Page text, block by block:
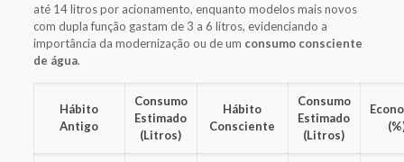
até 14 litros por acionamento, enquanto modelos mais novos
com dupla função gastam de 3 a 6 litros, evidenciando a
importância da modernização ou de um consumo consciente
de água.
Hábito
Antigo
Consumo
Estimado
(Litros)
Hábito
Consciente
Consumo
Estimado
(Litros)